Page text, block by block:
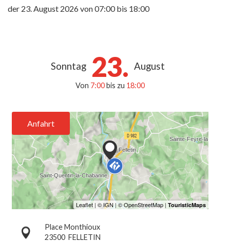
der 23. August 2026von 07:00 bis 18:00
Sonntag 23. August
Von 7:00bis zu 18:00
Anfahrt
Place Monthioux
23500 FELLETIN